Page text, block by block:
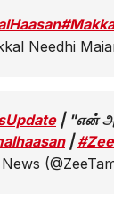
Needhi
| "என்
|